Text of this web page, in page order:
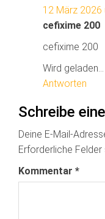
12 März 2026
cefixime 200
cefixime 200
Wird geladen...
Antworten
Schreibe
Deine E-Mail-
Erforderliche Felder
Kommentar *